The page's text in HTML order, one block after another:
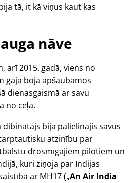
tā, it kā viņus kaut kas
nāve
arī 2015. gadā, viens no
gāja bojā apšaubāmos
dienasgaismā ar savu
no ceļa.
dibinātājs bija palielinājis savus
atzinību par
drosmīgajiem pilotiem un
kuri ziņoja par Indijas
ar MH17( An Air India